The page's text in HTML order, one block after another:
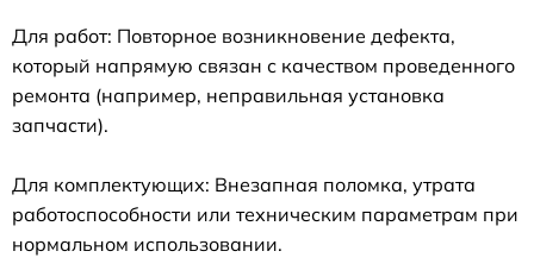
Для работ: Повторное возникновение дефекта,
который напрямую связан с качеством проведенного
ремонта (например, неправильная установка
запчасти).
Для комплектующих: Внезапная поломка, утрата
работоспособности или техническим параметрам при
нормальном использовании.